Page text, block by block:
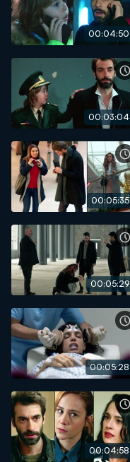
00:04:50
00:03:04
00:05:35
00:05:29
00:05:28
00:04:58